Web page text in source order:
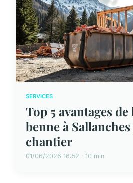
SERVICES
Top 5 avantages
benne à
chantier
01/06/2026 16:52 · 10 min